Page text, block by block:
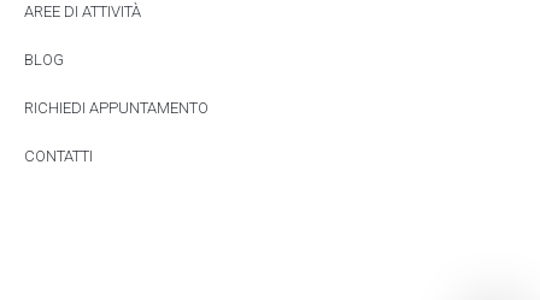
AREE DI ATTIVITÀ
BLOG
RICHIEDI APPUNTAMENTO
CONTATTI